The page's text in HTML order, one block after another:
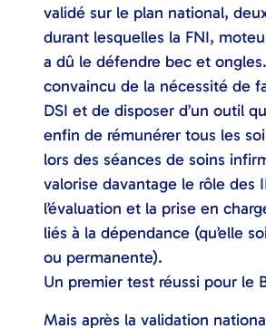
validé sur le plan national,
durant lesquelles la FNI,
a dû le défendre bec et
convaincu de la nécessité de
DSI et de disposer d’un outil
enfin de rémunérer tous les
lors des séances de soins
valorise davantage le rôle des
l’évaluation et la prise en
liés à la dépendance (qu’elle
ou permanente).
Un premier test réussi pour le
Mais après la validation